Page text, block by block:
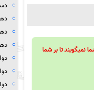
رهبران واقعی و بزرگ جامعه به شما نمیگویند تا بر شما